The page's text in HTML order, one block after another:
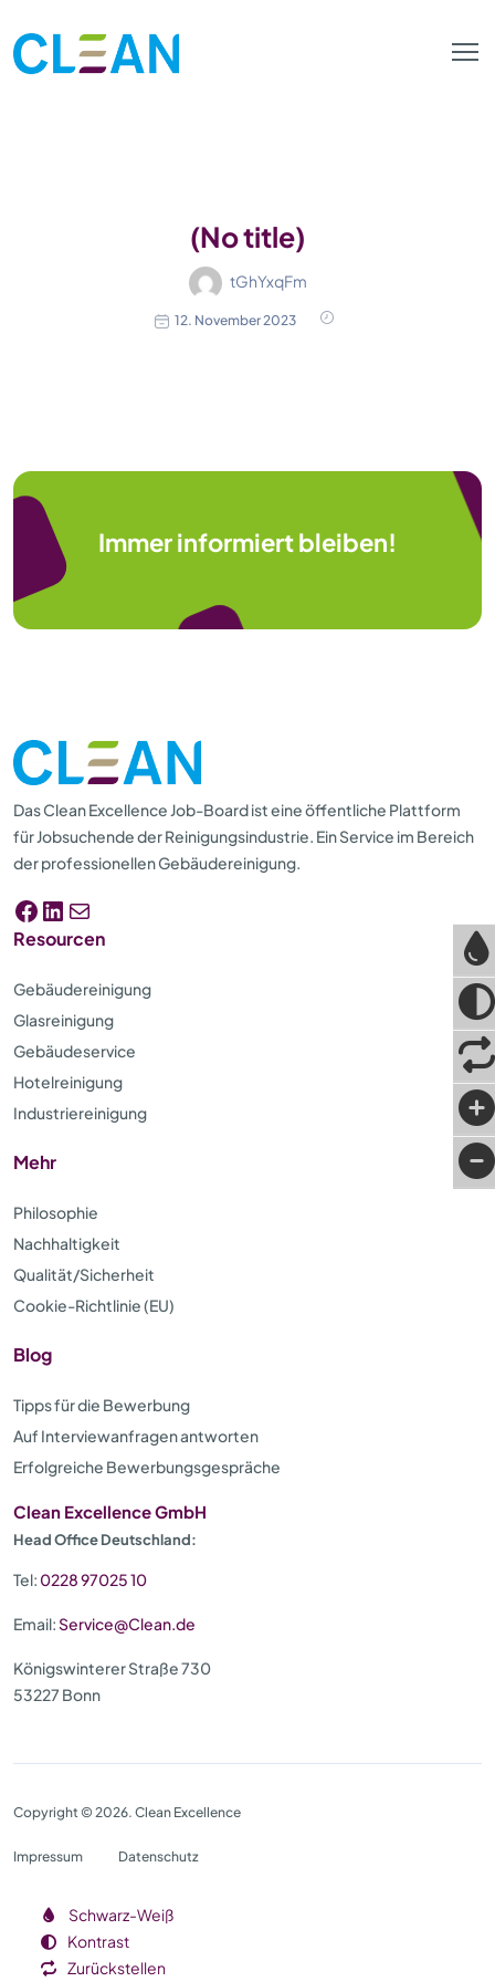
(No title)
tGhYxqFm
12. November 2023
Immer informiert bleiben!
Das Clean Excellence Job-Board ist eine öffentliche Plattform
für Jobsuchende der Reinigungsindustrie. Ein Service im Bereich
der professionellen Gebäudereinigung.
Facebook
LinkedIn
E-Mail
Resourcen
Gebäudereinigung
Glasreinigung
Gebäudeservice
Hotelreinigung
Industriereinigung
Mehr
Philosophie
Nachhaltigkeit
Qualität/Sicherheit
Cookie-Richtlinie (EU)
Blog
Tipps für die Bewerbung
Auf Interviewanfragen antworten
Erfolgreiche Bewerbungsgespräche
Clean Excellence GmbH
Head Office Deutschland:
Tel: 0228 97025 10
Email:Service@Clean.de
Königswinterer Straße 730
53227 Bonn
Copyright © 2026. Clean Excellence
Impressum Datenschutz
Schwarz-Weiß
Kontrast
Zurückstellen